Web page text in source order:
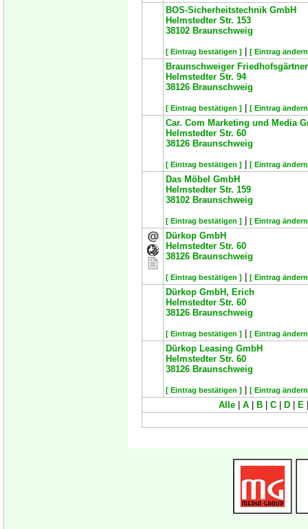
BOS-Sicherheitstechnik GmbH
Helmstedter Str. 153
38102 Braunschweig
[ Eintrag bestätigen ] [ Eintrag
Braunschweiger
Helmstedter Str. 94
38126 Braunschweig
[ Eintrag bestätigen ] [ Eintrag
Car. Com Marketing und Media
Helmstedter Str. 60
38126 Braunschweig
[ Eintrag bestätigen ] [ Eintrag
Das Möbel GmbH
Helmstedter Str. 159
38102 Braunschweig
[ Eintrag bestätigen ] [ Eintrag
Dürkop GmbH
Helmstedter Str. 60
38126 Braunschweig
[ Eintrag bestätigen ] [ Eintrag
Dürkop GmbH, Erich
Helmstedter Str. 60
38126 Braunschweig
[ Eintrag bestätigen ] [ Eintrag
Dürkop Leasing GmbH
Helmstedter Str. 60
38126 Braunschweig
[ Eintrag bestätigen ] [ Eintrag
Alle A B C D E